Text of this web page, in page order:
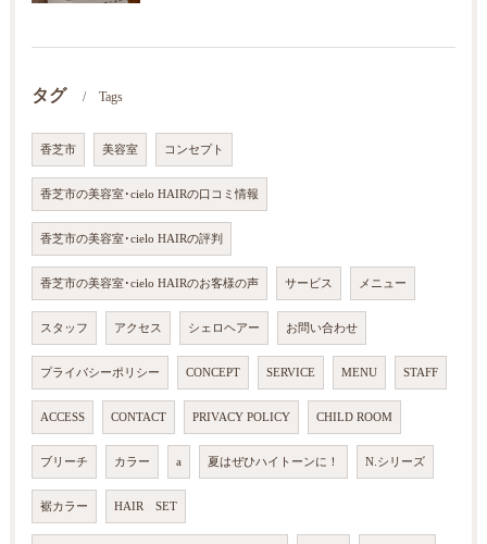
タグ Tags
香芝市 美容室 コンセプト
香芝市の美容室･cielo HAIRの口コミ情報
香芝市の美容室･cielo HAIRの評判
香芝市の美容室･cielo HAIRのお客様の声 サービス メニュー
スタッフ アクセス シェロヘアー お問い合わせ
プライバシーポリシー CONCEPT SERVICE MENU STAFF
ACCESS CONTACT PRIVACY POLICY CHILD ROOM
ブリーチ カラー a 夏はぜひハイトーンに！ N.シリーズ
裾カラー HAIR SET